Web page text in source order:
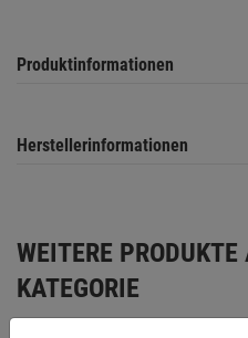
Produktinformationen
Herstellerinformationen
WEITERE PRODUKTE
KATEGORIE